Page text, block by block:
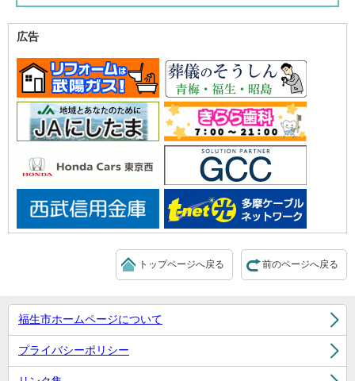
広告
前のページへ戻る
トップページへ戻る
福生市ホームページについて
プライバシーポリシー